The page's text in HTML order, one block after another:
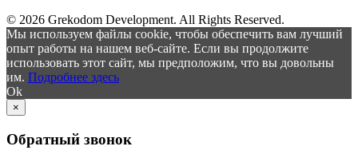
© 2026 Grekodom Development. All Rights Reserved.
Мы используем файлы cookie, чтобы обеспечить вам лучший
опыт работы на нашем веб-сайте. Если вы продолжите
использовать этот сайт, мы предположим, что вы довольны
им. Подробнее здесь
Ok
×
Обратный звонок